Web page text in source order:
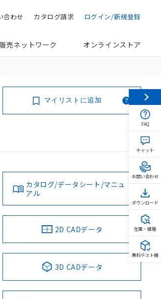
ログイン/新規登録
カタログ請求
合わせ
販売ネットワーク オンラインストア
マイリストに追加
カタログ/データシート/マニュ
アル
2D CADデータ
3D CADデータ
FAQ
チャット
お問い合わせ
ダウンロード
在庫・価格
無料テスト機